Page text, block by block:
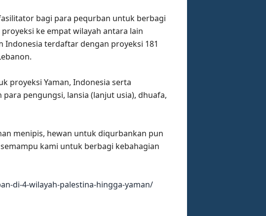
bagi para pequrban untuk berbagi
ke empat wilayah antara lain
Indonesia terdaftar dengan proyeksi 181
proyeksi Yaman, Indonesia serta
pengungsi, lansia (lanjut usia), dhuafa,
menipis, hewan untuk diqurbankan pun
kami untuk berbagi kebahagian
di-4-wilayah-palestina-hingga-yaman/